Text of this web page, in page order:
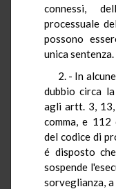
connessi,
processuale
possono
unica sentenza.
2. - In
dubbio circa
agli artt. 3, 13,
comma, e
del codice di
é disposto
sospende
sorveglianza,